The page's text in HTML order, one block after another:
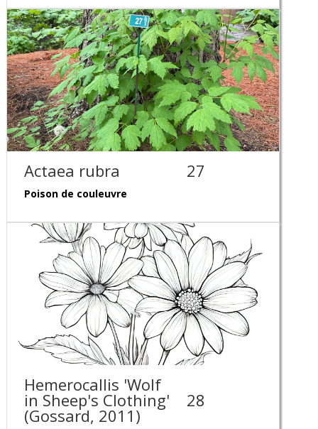
Actaea rubra 27
Poison de couleuvre
Hemerocallis 'Wolf
in Sheep's Clothing'
(Gossard, 2011)
28